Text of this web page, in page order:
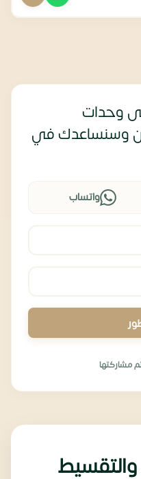
وحدات
وسنساعدك في
واتساب
مشاركتها